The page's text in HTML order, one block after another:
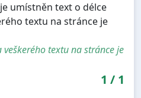
umístněn text o délce
textu na stránce je
veškerého textu na stránce je
1 / 1